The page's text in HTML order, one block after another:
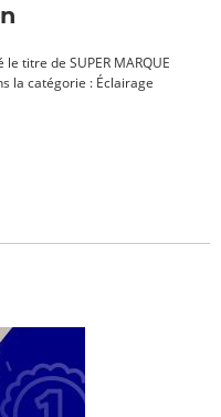
titre de SUPER MARQUE
la catégorie : Éclairage